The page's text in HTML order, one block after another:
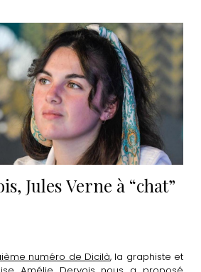
Jules Verne à “chat”
numéro de Dicilà, la graphiste et